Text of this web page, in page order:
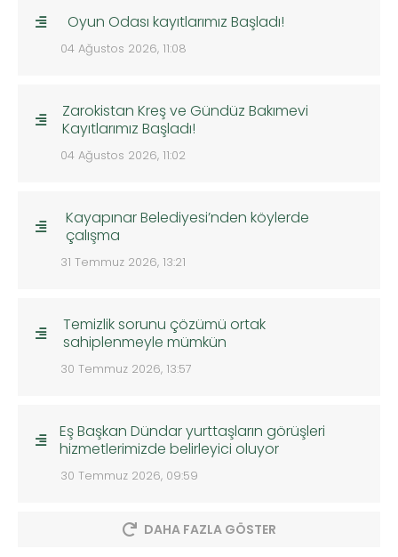
Oyun Odası kayıtlarımız Başladı!
04 Ağustos 2026, 11:08
Zarokistan Kreş ve Gündüz Bakımevi
Kayıtlarımız Başladı!
04 Ağustos 2026, 11:02
Kayapınar Belediyesi’nden köylerde
çalışma
31 Temmuz 2026, 13:21
Temizlik sorunu çözümü ortak
sahiplenmeyle mümkün
30 Temmuz 2026, 13:57
Eş Başkan Dündar yurttaşların görüşleri
hizmetlerimizde belirleyici oluyor
30 Temmuz 2026, 09:59
DAHA FAZLA GÖSTER